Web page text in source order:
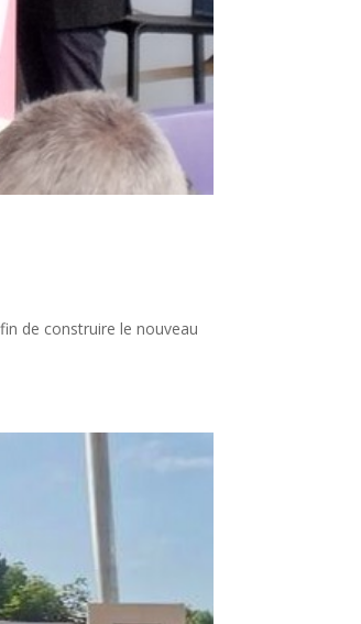
de construire le nouveau